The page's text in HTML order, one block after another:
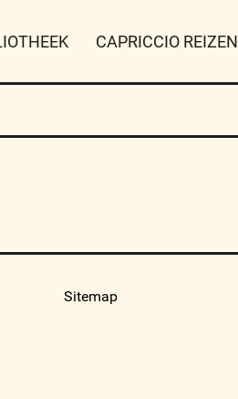
CAPRICCIO REIZEN
Sitemap